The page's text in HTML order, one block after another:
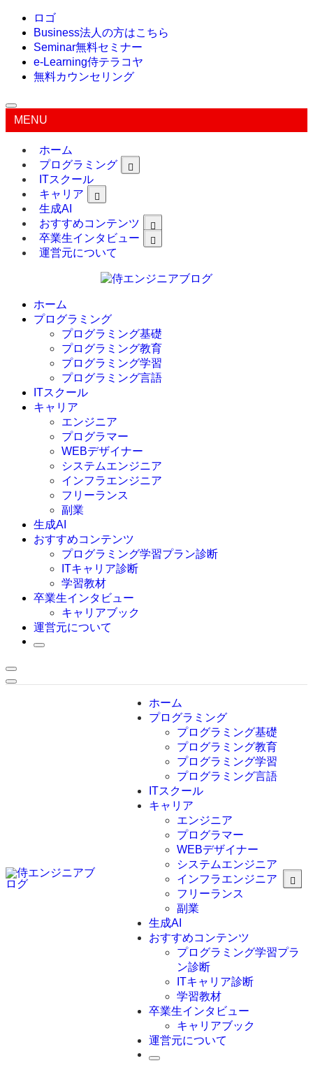
ロゴ
Business法人の方はこちら
Seminar無料セミナー
e-Learning侍テラコヤ
無料カウンセリング
MENU
ホーム
プログラミング
ITスクール
キャリア
生成AI
おすすめコンテンツ
卒業生インタビュー
運営元について
ホーム
プログラミング
プログラミング基礎
プログラミング教育
プログラミング学習
プログラミング言語
C言語
C#
VBA
Go言語
Kotlin
Java
JavaScript
Swift
Ruby
その他言語
ITスクール
キャリア
エンジニア
プログラマー
WEBデザイナー
システムエンジニア
インフラエンジニア
フリーランス
副業
生成AI
おすすめコンテンツ
プログラミング学習プラン診断
ITキャリア診断
学習教材
卒業生インタビュー
キャリアブック
運営元について
ホーム
プログラミング
プログラミング基礎
プログラミング教育
プログラミング学習
プログラミング言語
C言語
C#
VBA
Go言語
Kotlin
Java
JavaScript
Swift
Ruby
ITスクール
キャリア
エンジニア
プログラマー
WEBデザイナー
システムエンジニア
インフラエンジニア
フリーランス
副業
生成AI
おすすめコンテンツ
プログラミング学習プラ
ン診断
ITキャリア診断
学習教材
卒業生インタビュー
キャリアブック
運営元について